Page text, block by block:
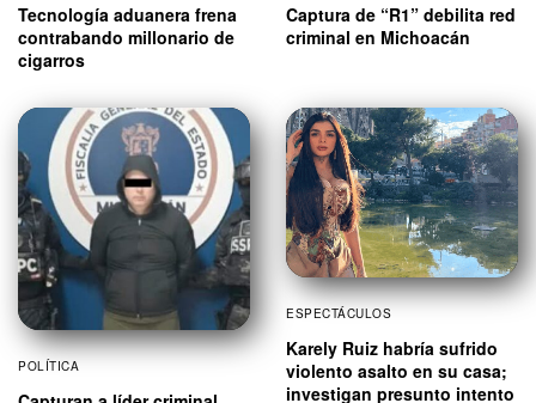
Tecnología aduanera frena
contrabando millonario de
cigarros
Captura de “R1” debilita red
criminal en Michoacán
POLÍTICA
ESPECTÁCULOS
Karely Ruiz habría sufrido
violento asalto en su casa;
investigan presunto intento